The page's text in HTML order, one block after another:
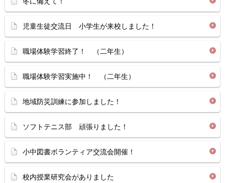
児童生徒交流日 小学生が来校しました！
職場体験学習終了！ （二年生）
職場体験学習実施中！ （二年生）
地域防災訓練に参加しました！
ソフトテニス部 頑張りました！
小中図書ボランティア交流会開催！
校内授業研究会がありました